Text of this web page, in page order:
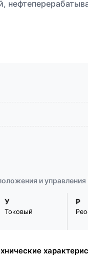
и управления
У
Токовый
Р